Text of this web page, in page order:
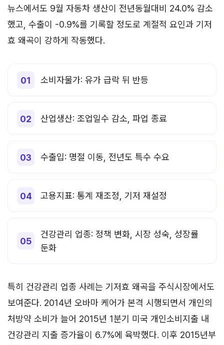
뉴스에서도 9월 자동차 생산이 전년동월대비 24.0% 감소
했고, 수출이 -0.9%를 기록할 정도로 계절적 요인과 기저
효 왜곡이 강하게 작동했다.
소비자물가: 유가 급락 뒤 반등
산업생산: 조업일수 감소, 파업 종료
수출입: 명절 이동, 전년도 특수 수요
고용지표: 통계 재조정, 기저 재설정
건강관리 업종: 정책 변화, 시장 성숙, 성장률
둔화
특히 건강관리 업종 사례는 기저효 왜곡을 주식시장에서도
보여준다. 2014년 오바마 케어가 본격 시행되면서 개인의
처방약 소비가 늘어 2015년 1분기 미국 개인소비지출 내
건강관리 지출 증가율이 6.7%에 육박했다. 이후 2015년부